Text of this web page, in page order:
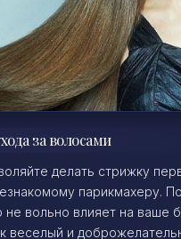
за волосами
делать стрижку
парикмахеру.
не вольно влияет на ваше
веселый и